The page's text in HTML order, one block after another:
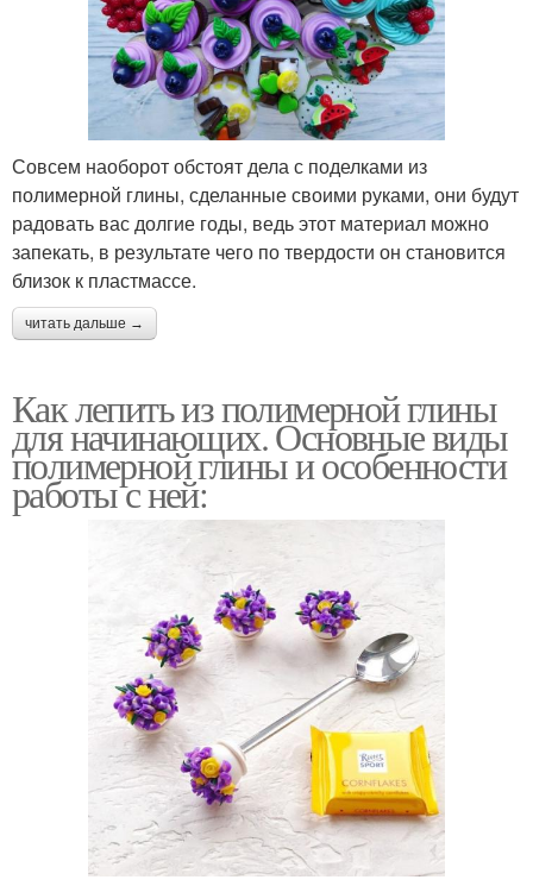
Совсем наоборот обстоят дела с поделками из
полимерной глины, сделанные своими руками, они будут
радовать вас долгие годы, ведь этот материал можно
запекать, в результате чего по твердости он становится
близок к пластмассе.
читать дальше →
Как лепить из полимерной глины
для начинающих. Основные виды
полимерной глины и особенности
работы с ней: